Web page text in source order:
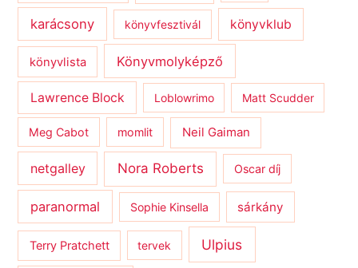
karácsony könyvfesztivál könyvklub
könyvlista Könyvmolyképző
Lawrence Block Loblowrimo Matt Scudder
Meg Cabot momlit Neil Gaiman
netgalley Nora Roberts Oscar díj
paranormal Sophie Kinsella sárkány
Terry Pratchett tervek Ulpius